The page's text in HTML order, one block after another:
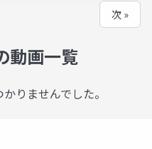
次 »
動画一覧
りませんでした。